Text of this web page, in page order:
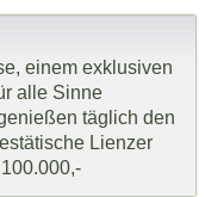
einem exklusiven
alle Sinne
täglich den
Lienzer